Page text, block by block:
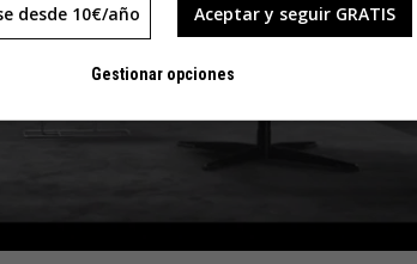
Aceptar y seguir GRATIS
desde 10€/año
Gestionar opciones